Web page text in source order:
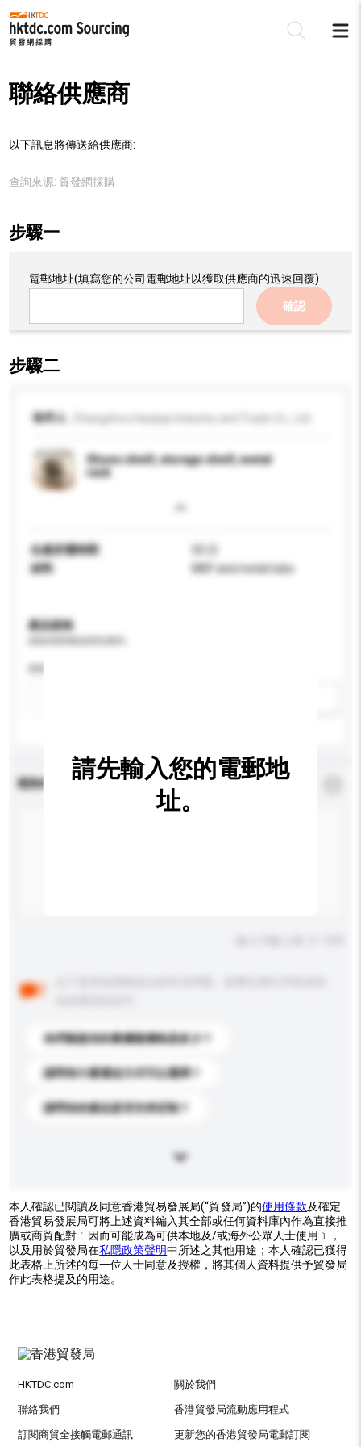
聯絡供應商
以下訊息將傳送給供應商:
查詢來源: 貿發網採購
步驟一
電郵地址(填寫您的公司電郵地址以獲取供應商的迅速回覆)
確認
步驟二
收件人
Shoes shelf, storage shelf, metal
rack
生產所需時間
50 日
材料
MDF and metal tube
產品規格
查詢內容 * 必須填寫
你們能提供的最優惠價格是多少？
請問有什麼運送方式可以選擇？
請問你的產品是否支持定制？
請先輸入您的電郵地
址。
本人確認已閱讀及同意香港貿易發展局(“貿發局”)的使用條款及確定
香港貿易發展局可將上述資料編入其全部或任何資料庫內作為直接推
廣或商貿配對﹝因而可能成為可供本地及/或海外公眾人士使用﹞，
以及用於貿發局在私隱政策聲明中所述之其他用途；本人確認已獲得
此表格上所述的每一位人士同意及授權，將其個人資料提供予貿發局
作此表格提及的用途。
HKTDC.com 關於我們
聯絡我們 香港貿發局流動應用程式
訂閱商貿全接觸電郵通訊 更新您的香港貿發局電郵訂閱